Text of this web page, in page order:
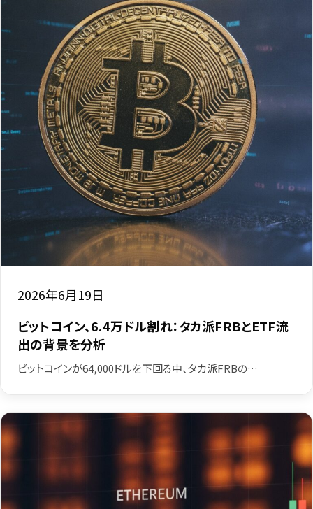
2026年6月19日
ビットコイン、6.4万ドル割れ：タカ派FRBとETF流
出の背景を分析
ビットコインが64,000ドルを下回る中、タカ派FRBの…